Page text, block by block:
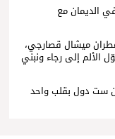
الديمان مع
ميشال قصارجي،
الألم إلى رجاء ونبني
من ست دول بقلب واحد